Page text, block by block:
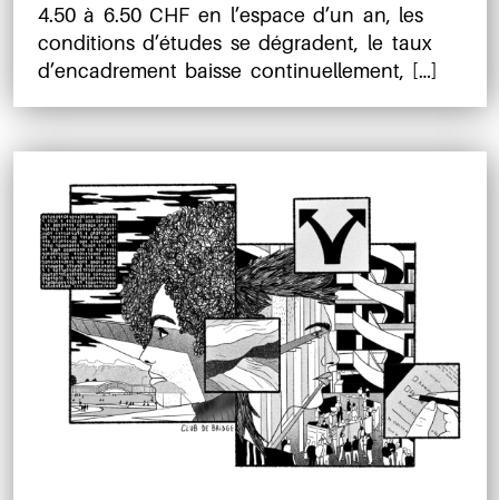
4.50 à 6.50 CHF en l’espace d’un an, les
conditions d’études se dégradent, le taux
d’encadrement baisse continuellement, […]